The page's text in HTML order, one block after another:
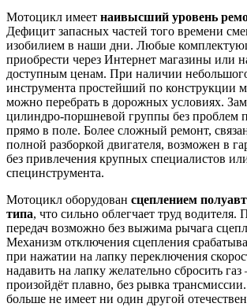
Мотоцикл имеет наивысший уровень
Дефицит запасных частей того времени
изобилием в наши дни. Любые
приобрести через Интернет магазины или
доступным ценам. При наличии
инструмента простейший по конструкции
можно перебрать в дорожных условиях.
цилиндро-поршневой группы без проблем
прямо в поле. Более сложный ремонт,
полной разборкой двигателя, возможен в
без привлечения крупных специалистов
специнструмента.
Мотоцикл оборудован сцеплением
типа, что сильно облегчает труд водителя.
передач возможно без выжима рычага
Механизм отключения сцепления
при нажатии на лапку переключения
надавить на лапку желательно сбросить
произойдёт плавно, без рывка
больше не имеет ни один другой